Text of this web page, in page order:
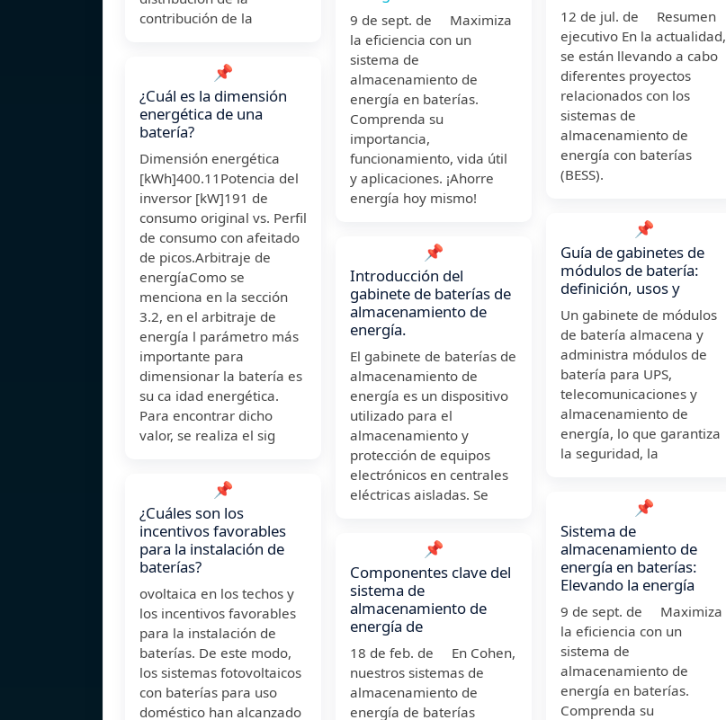
contribución de la
📌
¿Cuál es la dimensión
energética de una
batería?
Dimensión energética
[kWh]400.11Potencia del
inversor [kW]191 de
consumo original vs. Perfil
de consumo con afeitado
de picos.Arbitraje de
energíaComo se
menciona en la sección
3.2, en el arbitraje de
energía l parámetro más
importante para
dimensionar la batería es
su ca idad energética.
Para encontrar dicho
valor, se realiza el sig
📌
¿Cuáles son los
incentivos favorables
para la instalación de
baterías?
ovoltaica en los techos y
los incentivos favorables
para la instalación de
baterías. De este modo,
los sistemas fotovoltaicos
con baterías para uso
doméstico han alcanzado
9 de sept. de Maximiza
la eficiencia con un
sistema de
almacenamiento de
energía en baterías.
Comprenda su
importancia,
funcionamiento, vida útil
y aplicaciones. ¡Ahorre
energía hoy mismo!
📌
Introducción del
gabinete de baterías de
almacenamiento de
energía.
El gabinete de baterías de
almacenamiento de
energía es un dispositivo
utilizado para el
almacenamiento y
protección de equipos
electrónicos en centrales
eléctricas aisladas. Se
📌
Componentes clave del
sistema de
almacenamiento de
energía de
18 de feb. de En Cohen,
nuestros sistemas de
almacenamiento de
energía de baterías
12 de jul. de Resumen
ejecutivo En la actualidad,
se están llevando a cabo
diferentes proyectos
relacionados con los
sistemas de
almacenamiento de
energía con baterías
(BESS).
📌
Guía de gabinetes de
módulos de batería:
definición, usos y
Un gabinete de módulos
de batería almacena y
administra módulos de
batería para UPS,
telecomunicaciones y
almacenamiento de
energía, lo que garantiza
la seguridad, la
📌
Sistema de
almacenamiento de
energía en baterías:
Elevando la energía
9 de sept. de Maximiza
la eficiencia con un
sistema de
almacenamiento de
energía en baterías.
Comprenda su